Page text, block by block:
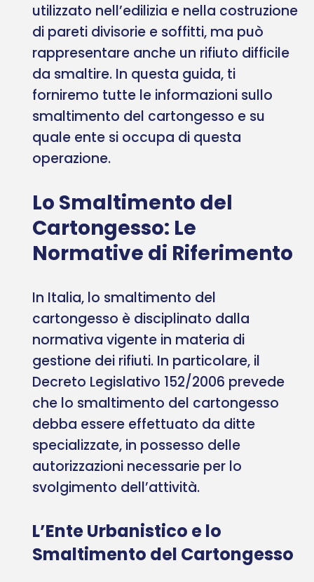
utilizzato nell’edilizia e nella costruzione
di pareti divisorie e soffitti, ma può
rappresentare anche un rifiuto difficile
da smaltire. In questa guida, ti
forniremo tutte le informazioni sullo
smaltimento del cartongesso e su
quale ente si occupa di questa
operazione.
Lo Smaltimento del
Cartongesso: Le
Normative di Riferimento
In Italia, lo smaltimento del
cartongesso è disciplinato dalla
normativa vigente in materia di
gestione dei rifiuti. In particolare, il
Decreto Legislativo 152/2006 prevede
che lo smaltimento del cartongesso
debba essere effettuato da ditte
specializzate, in possesso delle
autorizzazioni necessarie per lo
svolgimento dell’attività.
L’Ente Urbanistico e lo
Smaltimento del Cartongesso